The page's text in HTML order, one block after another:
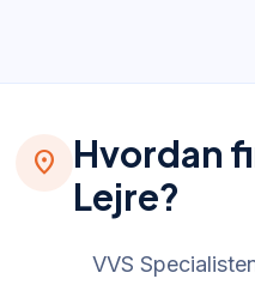
location_on
Hvordan
Lejre?
VVS